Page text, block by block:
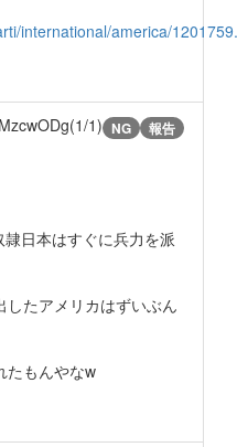
international/america/
1) NG 報告
日本はすぐに兵力を派
したアメリカはずいぶん
たもんやなw